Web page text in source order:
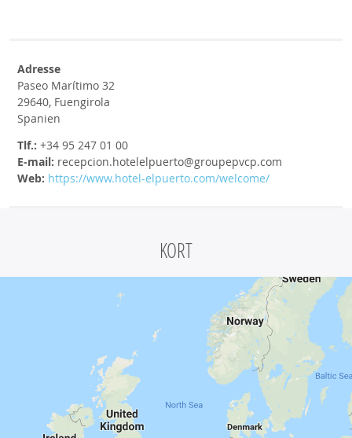
Adresse
Paseo Marítimo 32
29640, Fuengirola
Spanien
Tlf.: +34 95 247 01 00
E-mail: recepcion.hotelelpuerto@groupepvcp.com
Web: https://www.hotel-elpuerto.com/welcome/
KORT